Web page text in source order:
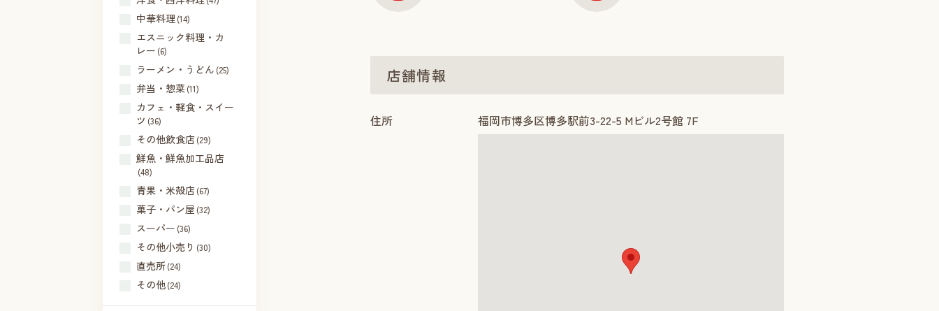
中華料理 (14)
エスニック料理・カ
レー (6)
ラーメン・うどん (25)
弁当・惣菜(11)
カフェ・軽食・スイー
ツ (36)
その他飲食店(29)
鮮魚・鮮魚加工品店
(48)
青果・米殻店(67)
菓子・パン屋 (32)
スーパー (36)
その他小売り (30)
直売所(24)
その他(24)
店舗情報
住所 福岡市博多区博多駅前3-22-5 Mビル2号館 7F